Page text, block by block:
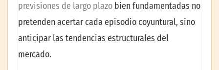
previsiones de largo plazo bien fundamentadas no
pretenden acertar cada episodio coyuntural, sino
anticipar las tendencias estructurales del
mercado.